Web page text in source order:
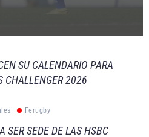
SU CALENDARIO PARA
CHALLENGER 2026
Ferugby
SER SEDE DE LAS HSBC